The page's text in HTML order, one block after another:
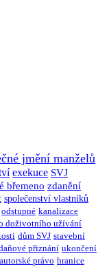
jmění manželů
exekuce SVJ
břemeno zdanění
společenství vlastníků
odstupné kanalizace
doživotního užívání
dům SVJ stavební
přiznání ukončení
autorské právo hranice